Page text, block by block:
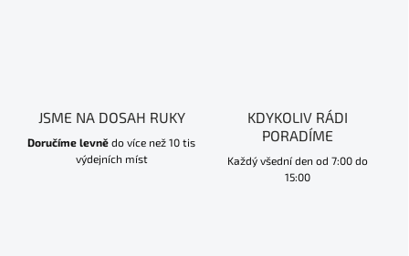
JSME NA DOSAH RUKY
Doručíme levně do více než 10 tis
výdejních míst
KDYKOLIV RÁDI
PORADÍME
Každý všední den od 7:00 do
15:00